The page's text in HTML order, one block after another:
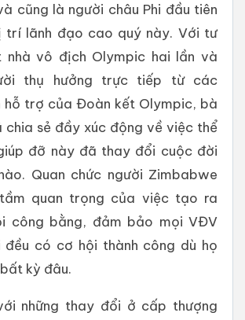
cũng là người châu Phi đầu tiên
trí lãnh đạo cao quý này. Với tư
nhà vô địch Olympic hai lần và
thụ hưởng trực tiếp từ các
hỗ trợ của Đoàn kết Olympic, bà
chia sẻ đầy xúc động về việc thể
đỡ này đã thay đổi cuộc đời
Quan chức người Zimbabwe
quan trọng của việc tạo ra
công bằng, đảm bảo mọi VĐV
đều có cơ hội thành công dù họ
kỳ đâu.
những thay đổi ở cấp thượng